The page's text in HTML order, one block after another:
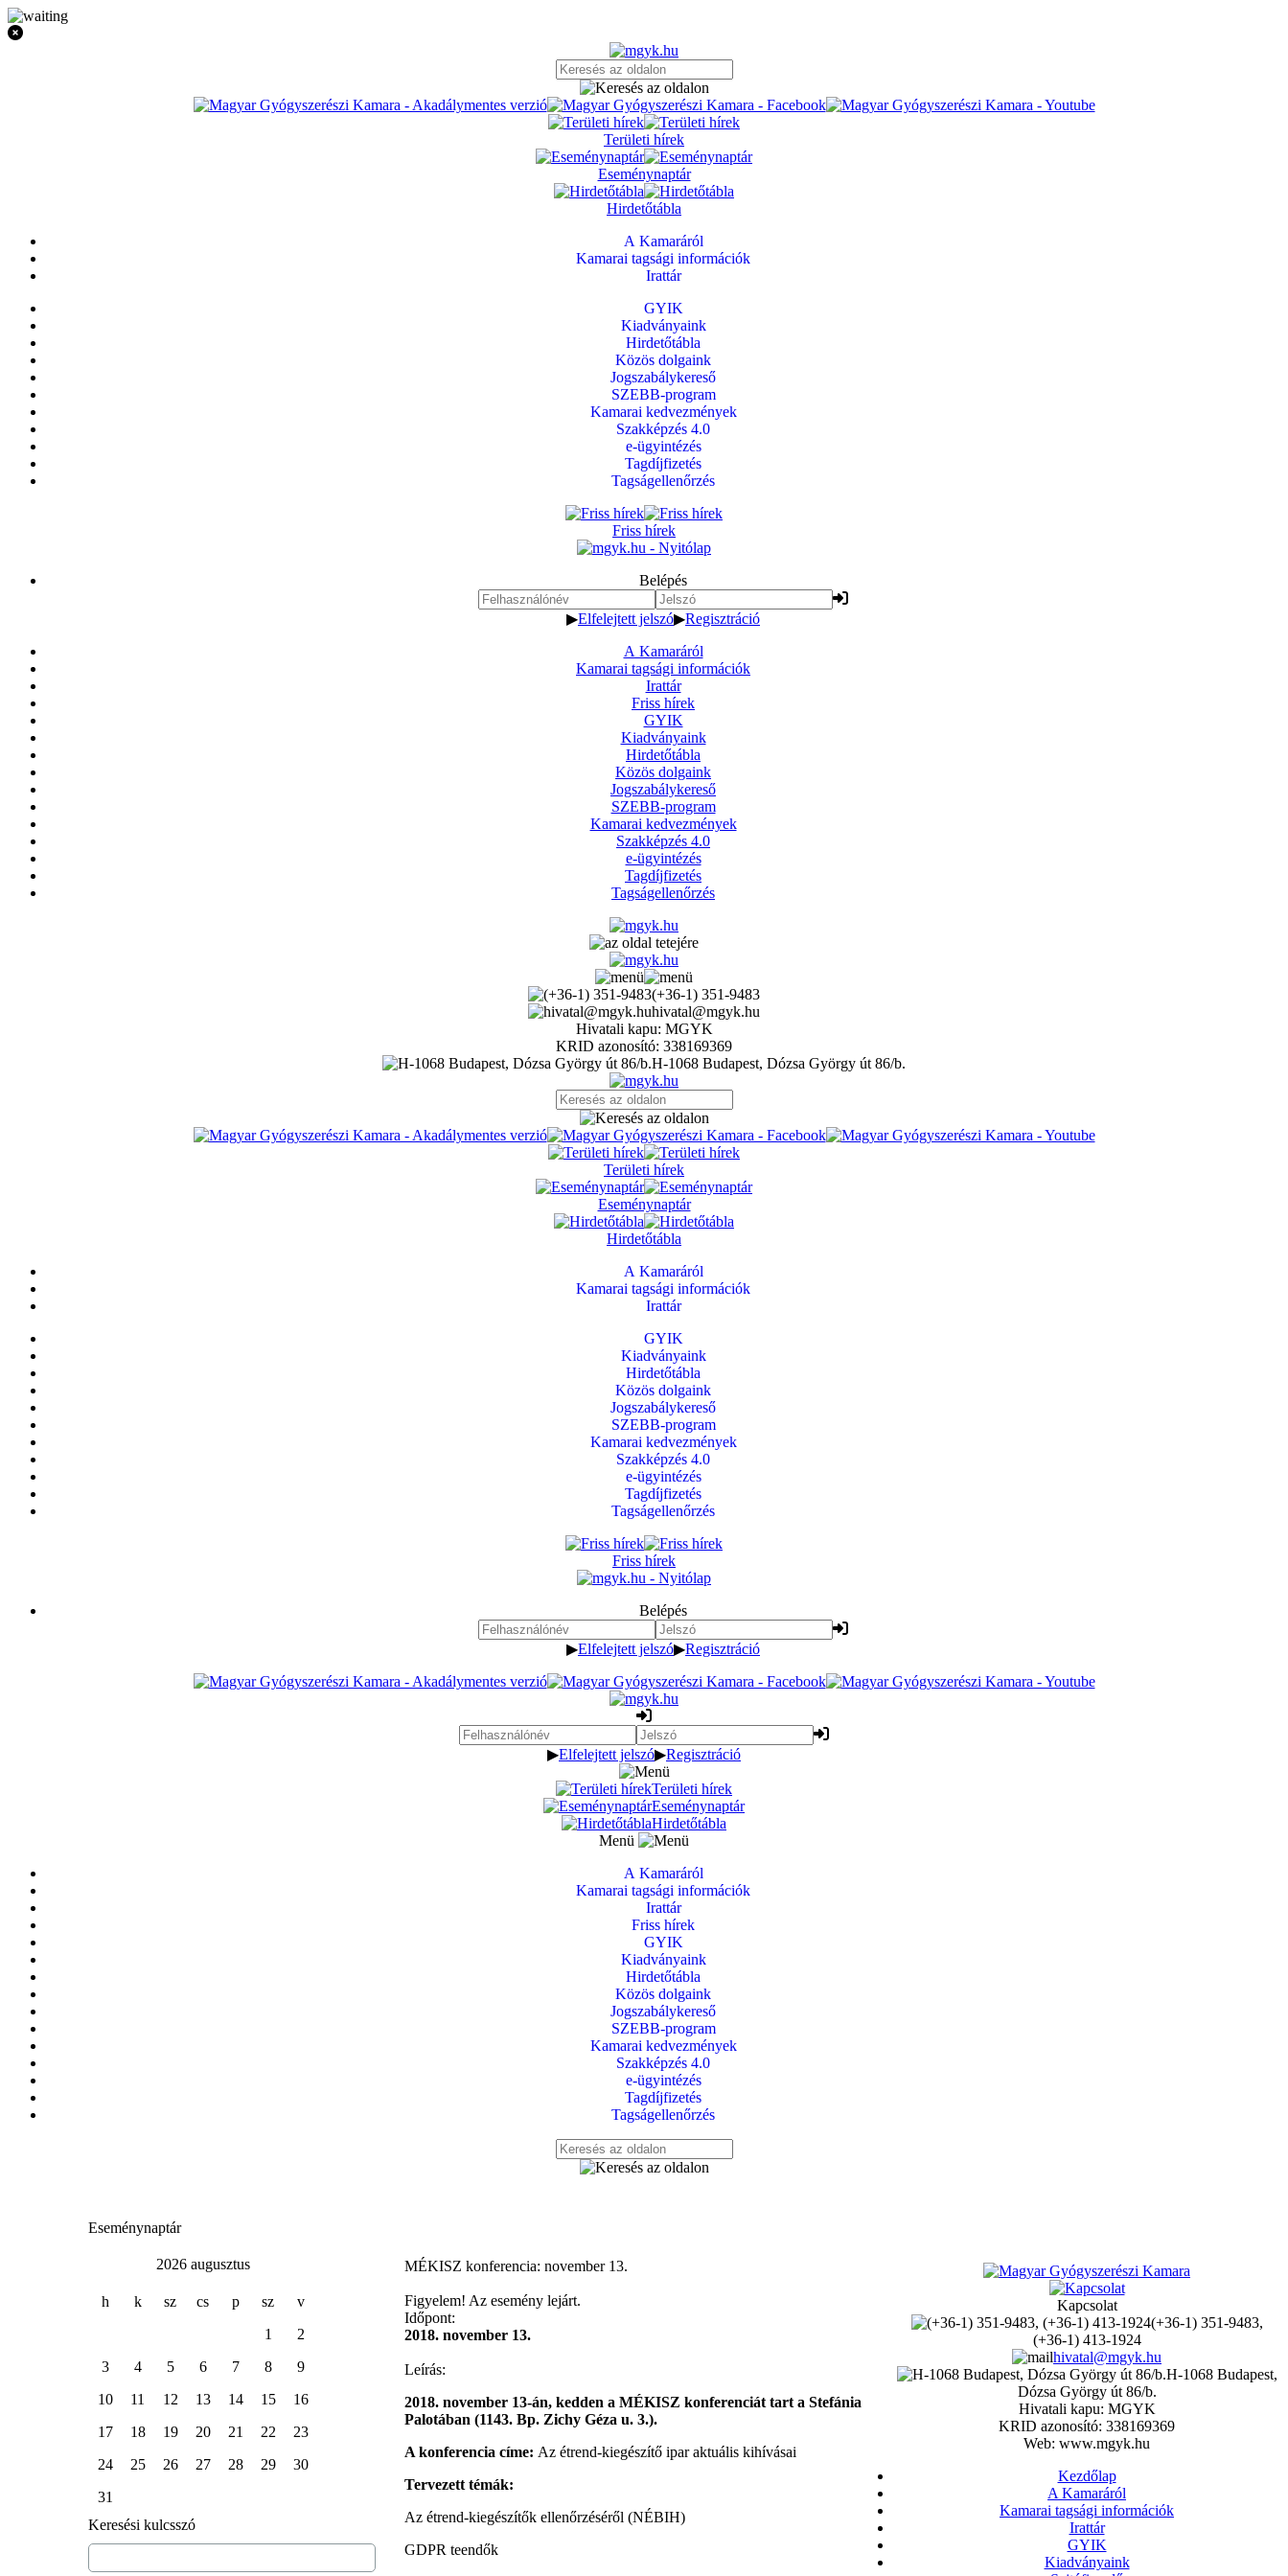
Területi hírek
Eseménynaptár
Hirdetőtábla
A Kamaráról
Kamarai tagsági információk
Irattár
GYIK
Kiadványaink
Hirdetőtábla
Közös dolgaink
Jogszabálykereső
SZEBB-program
Kamarai kedvezmények
Szakképzés 4.0
e-ügyintézés
Tagdíjfizetés
Tagságellenőrzés
Friss hírek
Belépés
▶Elfelejtett jelszó▶Regisztráció
A Kamaráról
Kamarai tagsági információk
Irattár
Friss hírek
GYIK
Kiadványaink
Hirdetőtábla
Közös dolgaink
Jogszabálykereső
SZEBB-program
Kamarai kedvezmények
Szakképzés 4.0
e-ügyintézés
Tagdíjfizetés
Tagságellenőrzés
(+36-1) 351-9483
hivatal@mgyk.hu
Hivatali kapu: MGYK
KRID azonosító: 338169369
H-1068 Budapest, Dózsa György út 86/b.
Területi hírek
Eseménynaptár
Hirdetőtábla
A Kamaráról
Kamarai tagsági információk
Irattár
GYIK
Kiadványaink
Hirdetőtábla
Közös dolgaink
Jogszabálykereső
SZEBB-program
Kamarai kedvezmények
Szakképzés 4.0
e-ügyintézés
Tagdíjfizetés
Tagságellenőrzés
Friss hírek
Belépés
▶Elfelejtett jelszó▶Regisztráció
▶Elfelejtett jelszó▶Regisztráció
Területi hírek
Eseménynaptár
Hirdetőtábla
Menü
A Kamaráról
Kamarai tagsági információk
Irattár
Friss hírek
GYIK
Kiadványaink
Hirdetőtábla
Közös dolgaink
Jogszabálykereső
SZEBB-program
Kamarai kedvezmények
Szakképzés 4.0
e-ügyintézés
Tagdíjfizetés
Tagságellenőrzés
Eseménynaptár
2026 augusztus
h k sz cs p sz
v
1
2
3
4 5 6 7 8
9
10
11 12 13 14 15
16
17
18 19 20 21 22
23
24
25 26 27 28 29
30
31
Keresési kulcsszó
MÉKISZ konferencia: november 13.
Figyelem! Az esemény lejárt.
Időpont:
2018. november 13.
Leírás:
2018. november 13-án, kedden a MÉKISZ konferenciát tart a Stefánia
Palotában (1143. Bp. Zichy Géza u. 3.).
A konferencia címe: Az étrend-kiegészítő ipar aktuális kihívásai
Tervezett témák:
Az étrend-kiegészítők ellenőrzéséről (NÉBIH)
GDPR teendők
Kapcsolat
(+36-1) 351-9483,
(+36-1) 413-1924
hivatal@mgyk.hu
H-1068 Budapest,
Dózsa György út 86/b.
Hivatali kapu: MGYK
KRID azonosító: 338169369
Web: www.mgyk.hu
Kezdőlap
A Kamaráról
Kamarai tagsági információk
Irattár
GYIK
Kiadványaink